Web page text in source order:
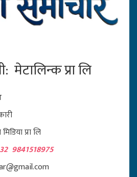
प्रा लि
प्रा लि
9841518975